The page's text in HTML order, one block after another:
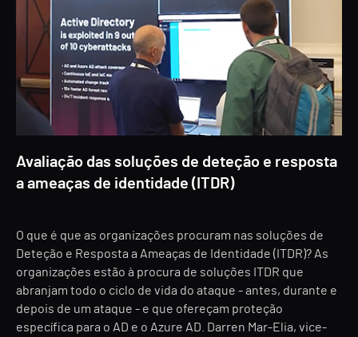
Avaliação das soluções de deteção e resposta
a ameaças de identidade (ITDR)
O que é que as organizações procuram nas soluções de
Deteção e Resposta a Ameaças de Identidade (ITDR)? As
organizações estão à procura de soluções ITDR que
abranjam todo o ciclo de vida do ataque - antes, durante e
depois de um ataque - e que ofereçam proteção
específica para o AD e o Azure AD. Darren Mar-Elia, vice-